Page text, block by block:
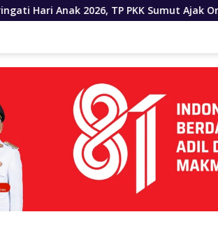
Sumut Ajak Orangtua Perkuat Karakter